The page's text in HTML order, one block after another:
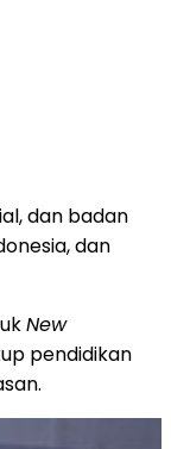
dan badan
, dan
New
pendidikan